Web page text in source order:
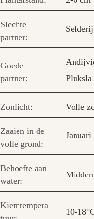
Slechte
partner:
Selderij
Goede
partner:
Pluksla
Zonlicht: Volle
Zaaien in de
volle grond:
Januari
Behoefte aan
water:
Midden
Kiemtempera
10-